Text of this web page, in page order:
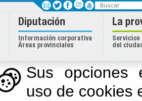
Sus opciones
uso de cookies
Inicio -Asistencia Municipios -
Buscar
Diputación
Información corporativa
Áreas provinciales
La
Servicios
del